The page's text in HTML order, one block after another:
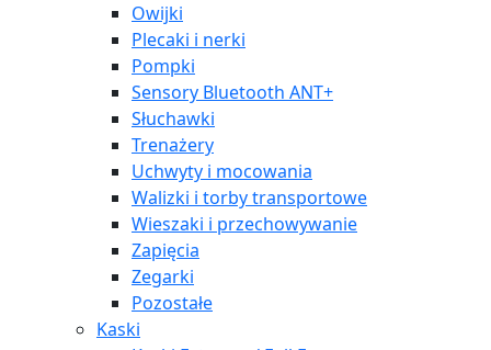
Owijki
Plecaki i nerki
Pompki
Sensory Bluetooth ANT+
Słuchawki
Trenażery
Uchwyty i mocowania
Walizki i torby transportowe
Wieszaki i przechowywanie
Zapięcia
Zegarki
Pozostałe
Kaski